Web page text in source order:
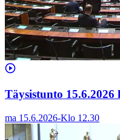
Täysistunto 15.6.2026
ma 15.6.2026-Klo 12.30